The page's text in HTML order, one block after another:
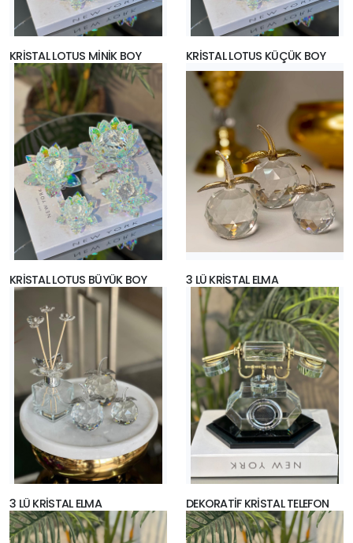
KRİSTAL LOTUS MİNİK BOY KRİSTAL LOTUS KÜÇÜK BOY
KRİSTAL LOTUS BÜYÜK BOY 3 LÜ KRİSTAL ELMA
3 LÜ KRİSTAL ELMA DEKORATİF KRİSTAL TELEFON